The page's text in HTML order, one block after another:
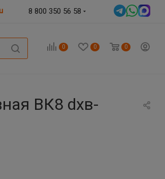
8 800 350 56 58
0 0 0
ВК8 dхв-